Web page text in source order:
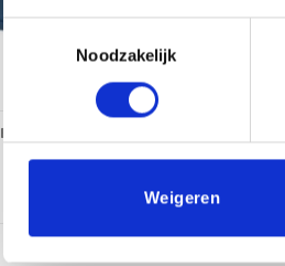
Toestemmingsselectie
Noodzakelijk
Weigeren
BEOORDELINGEN (0)